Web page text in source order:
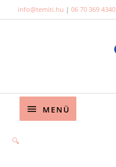
to
info@temiti.hu | 06 70 369 4340
Below
MENÜ
🔍